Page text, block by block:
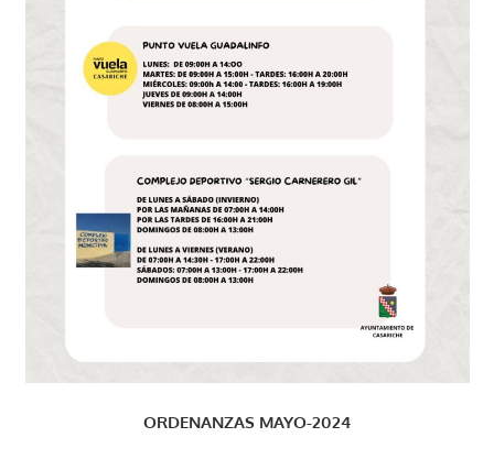
ORDENANZAS MAYO-2024